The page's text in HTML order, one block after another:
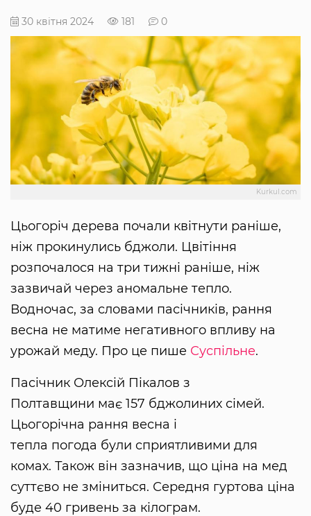
30 квітня 2024 181 0
Kurkul.com
Цьогоріч дерева почали квітнути раніше,
ніж прокинулись бджоли. Цвітіння
розпочалося на три тижні раніше, ніж
зазвичай через аномальне тепло.
Водночас, за словами пасічників, рання
весна не матиме негативного впливу на
урожай меду. Про це пише Суспільне.
Пасічник Олексій Пікалов з
Полтавщини має 157 бджолиних сімей.
Цьогорічна рання весна і
тепла погода були сприятливими для
комах. Також він зазначив, що ціна на мед
суттєво не зміниться. Середня гуртова ціна
буде 40 гривень за кілограм.